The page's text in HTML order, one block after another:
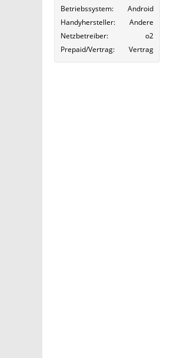
Betriebssystem
Android
Handyhersteller
Andere
Netzbetreiber
o2
Prepaid/Vertrag
Vertrag